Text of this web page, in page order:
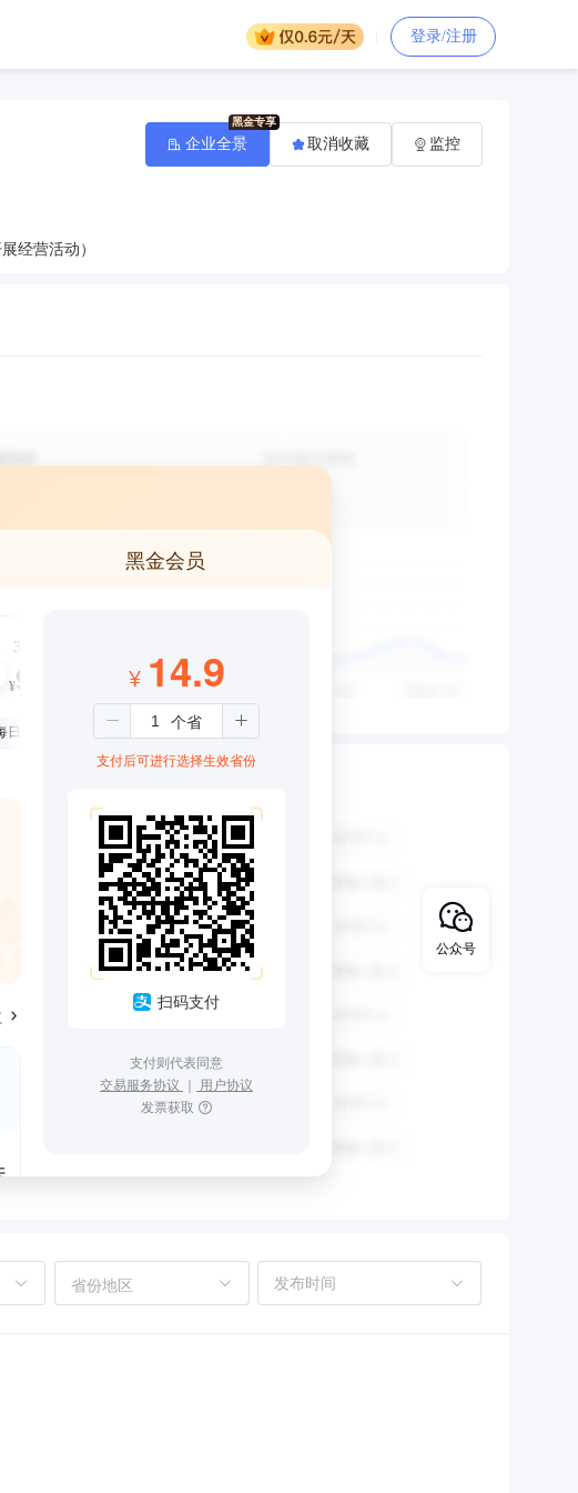
登录/注册
经营活动）
企业全景 取消收藏 监控
黑金会员
3个月
¥99
日仅1.08元
¥ 14.9
支付后可进行选择生效省份
扫码支付
支付则代表同意
交易服务协议 ｜ 用户协议
发票获取
省份地区
公众号